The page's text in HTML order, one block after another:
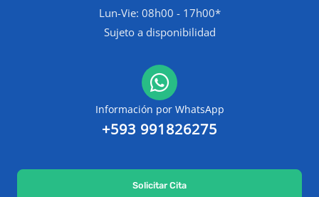
Lun-Vie: 08h00 - 17h00*
Sujeto a disponibilidad
Información por WhatsApp
+593 991826275
Solicitar Cita